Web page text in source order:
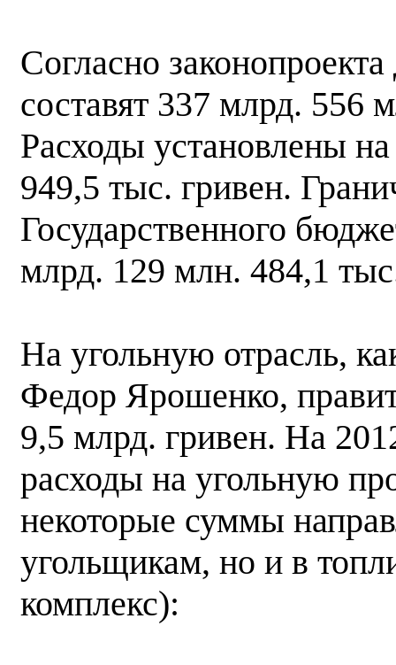
Согласно
составят 337 млрд. 556
Расходы установлены
949,5 тыс. гривен.
Государственного
млрд. 129 млн. 484,1
На угольную отрасль,
Федор Ярошенко,
9,5 млрд. гривен. На
расходы на угольную
некоторые суммы
угольщикам, но и в
комплекс):